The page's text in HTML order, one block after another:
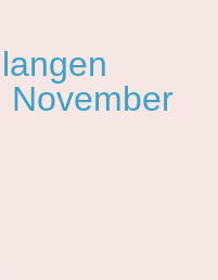
November